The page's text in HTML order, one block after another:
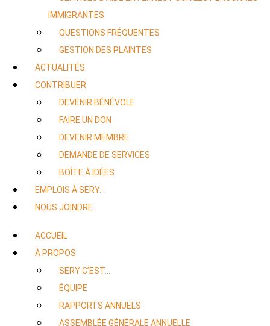
IMMIGRANTES
QUESTIONS FRÉQUENTES
GESTION DES PLAINTES
ACTUALITÉS
CONTRIBUER
DEVENIR BÉNÉVOLE
FAIRE UN DON
DEVENIR MEMBRE
DEMANDE DE SERVICES
BOÎTE À IDÉES
EMPLOIS À SERY…
NOUS JOINDRE
ACCUEIL
À PROPOS
SERY C’EST…
ÉQUIPE
RAPPORTS ANNUELS
ASSEMBLÉE GÉNÉRALE ANNUELLE